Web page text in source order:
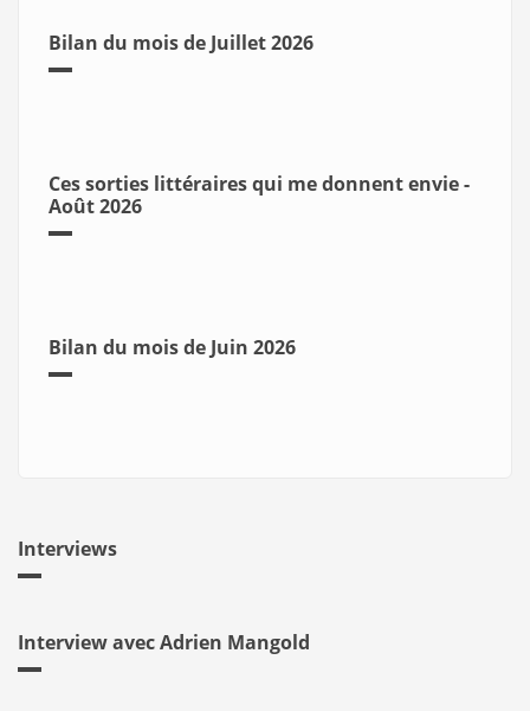
Bilan du mois de Juillet 2026
Ces sorties littéraires qui me donnent envie -
Août 2026
Bilan du mois de Juin 2026
Interviews
Interview avec Adrien Mangold